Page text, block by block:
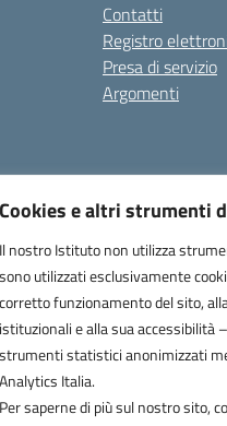
Cookies e altri strumenti
Il nostro Istituto non utilizza
sono utilizzati esclusivamente
corretto funzionamento del sito,
istituzionali e alla sua accessibilità
strumenti statistici anonimizzati
Analytics Italia.
Per saperne di più sul nostro sito,
Contatti
Registro
Presa di servizio
Argomenti